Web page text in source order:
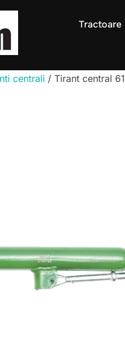
Tractoare
centrali / Tirant central